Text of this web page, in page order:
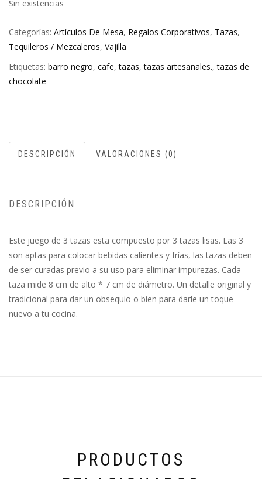
Sin existencias
Categorías: Artículos De Mesa, Regalos Corporativos, Tazas,
Tequileros / Mezcaleros, Vajilla
Etiquetas: barro negro, cafe,tazas,tazas artesanales.,tazas de
chocolate
DESCRIPCIÓN VALORACIONES (0)
DESCRIPCIÓN
Este juego de 3 tazas esta compuesto por 3 tazas lisas. Las 3
son aptas para colocar bebidas calientes y frías, las tazas deben
de ser curadas previo a su uso para eliminar impurezas. Cada
taza mide 8 cm de alto * 7 cm de diámetro. Un detalle original y
tradicional para dar un obsequio o bien para darle un toque
nuevo a tu cocina.
PRODUCTOS